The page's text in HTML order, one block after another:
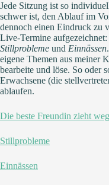
Jede Sitzung ist so
schwer ist, den Ablauf im
dennoch einen Eindruck zu
Live-Termine aufgezeichnet:
Stillprobleme und Einnässen
eigene Themen aus meiner
bearbeite und löse. So oder
Erwachsene (die
ablaufen.
Die beste Freundin zieht weg
Stillprobleme
Einnässen